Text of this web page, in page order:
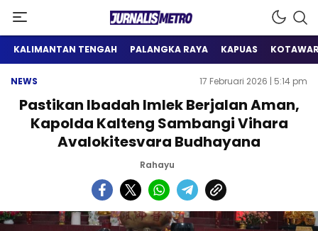
Jurnalis Metro
Satu Wadah Informasi
KALIMANTAN TENGAH PALANGKA RAYA KAPUAS
NEWS 17 Februari 2026 | 5:14 pm
Pastikan Ibadah Imlek Berjalan Aman,
Kapolda Kalteng Sambangi Vihara
Avalokitesvara Budhayana
Rahayu